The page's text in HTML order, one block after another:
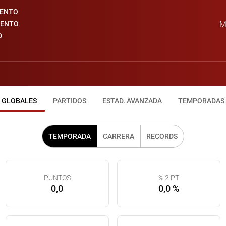
GLOBALES PARTIDOS ESTAD. AVANZADA TEMPORADAS
TEMPORADA CARRERA RECORDS
PUNTOS
0,0
% 2 PT
0,0 %